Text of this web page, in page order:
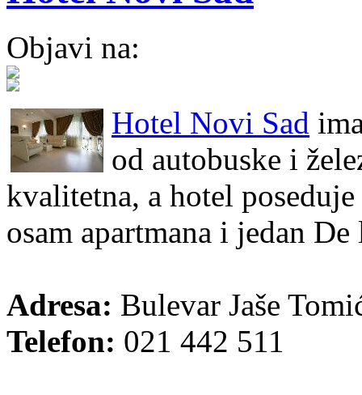
Objavi na:
Hotel Novi Sad
od autobuske i
kvalitetna, a hotel
osam apartmana i jedan
Adresa: Bulevar Jaše
Telefon: 021 442 511